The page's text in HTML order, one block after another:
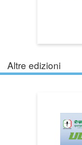
Altre edizioni